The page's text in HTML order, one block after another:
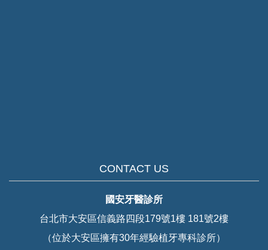
CONTACT US
國安牙醫診所
台北市大安區信義路四段179號1樓 181號2樓
（位於大安區擁有30年經驗植牙專科診所）